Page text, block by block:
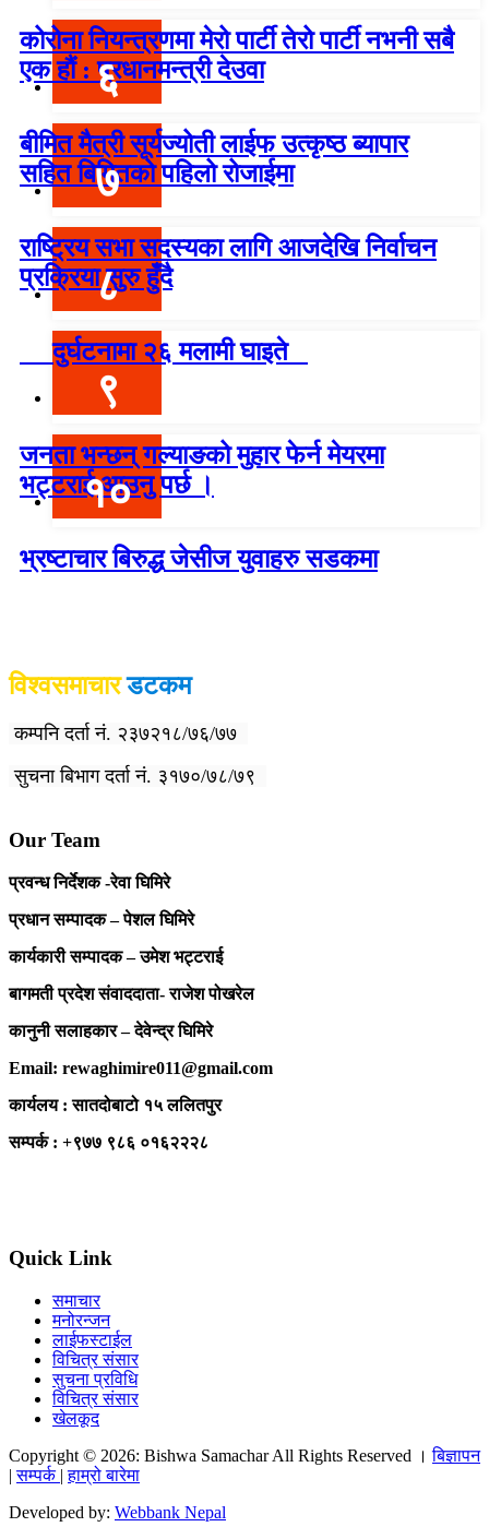
कोरोना नियन्त्रणमा मेरो पार्टी तेरो पार्टी नभनी सबै
एक हौं : प्रधानमन्त्री देउवा
६
बीमित मैत्री सूर्यज्योती लाईफ उत्कृष्ठ ब्यापार
सहित बिमितको पहिलो रोजाईमा
७
राष्ट्रिय सभा सदस्यका लागि आजदेखि निर्वाचन
प्रक्रिया सुरु हुँदै
८
दुर्घटनामा २६ मलामी घाइते
९
जनता भन्छन् गल्याङको मुहार फेर्न मेयरमा
भट्टराई आउनु पर्छ ।
१०
भ्रष्टाचार बिरुद्ध जेसीज युवाहरु सडकमा
विश्वसमाचारडटकम
कम्पनि दर्ता नं. २३७२१८/७६/७७
सुचना बिभाग दर्ता नं. ३१७०/७८/७९
Our Team
प्रवन्ध निर्देशक -रेवा घिमिरे
प्रधान सम्पादक – पेशल घिमिरे
कार्यकारी सम्पादक – उमेश भट्टराई
बागमती प्रदेश संवाददाता- राजेश पोखरेल
कानुनी सलाहकार – देवेन्द्र घिमिरे
Email: rewaghimire011@gmail.com
कार्यलय : सातदोबाटो १५ ललितपुर
सम्पर्क : +९७७ ९८६ ०१६२२२८
Quick Link
समाचार
मनोरन्जन
लाईफस्टाईल
विचित्र संसार
सुचना प्रविधि
विचित्र संसार
खेलकूद
Copyright © 2026: Bishwa Samachar All Rights Reserved ।बिज्ञापन
|सम्पर्क |हाम्रो बारेमा
Developed by: Webbank Nepal